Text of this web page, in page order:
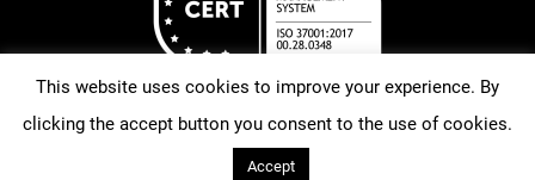
©2026OMONOIA FC. All Rights Reserved | Terms and Conditions|
| Designed and Developed by
This website uses cookies to improve your experience. By
clicking the accept button you consent to the use of cookies.
Accept